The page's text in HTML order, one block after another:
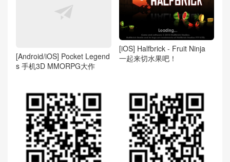
[Android/iOS] Pocket Legend
s 手机3D MMORPG大作
[iOS] Halfbrick - Fruit Ninja
一起来切水果吧！